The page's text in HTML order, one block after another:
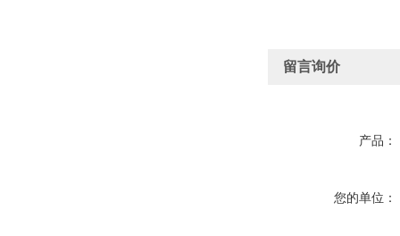
留言询价
产品：
您的单位：